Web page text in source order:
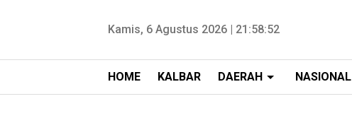
Kamis, 6 Agustus 2026 | 21:58:52
HOME KALBAR DAERAH NASIONAL